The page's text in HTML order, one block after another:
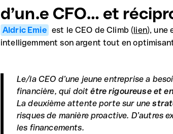
d’un.e CFO… et
Aldric Emie est le CEO de Climb (lien), une
intelligemment son argent tout en
Le/la CEO d’une jeune entreprise a
financière, qui doitêtre rigoureuse et
La deuxième attente porte sur une
risques de manière proactive. D’autres
les financements.